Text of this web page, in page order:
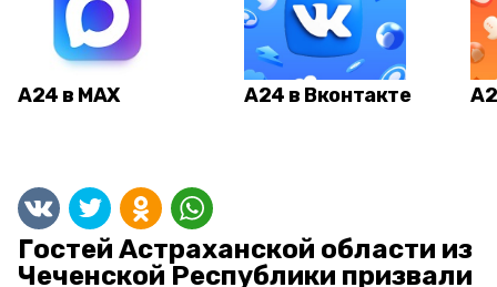
А24 в MAX А24 в Вконтакте
Гостей Астраханской области из
Чеченской Республики призвали